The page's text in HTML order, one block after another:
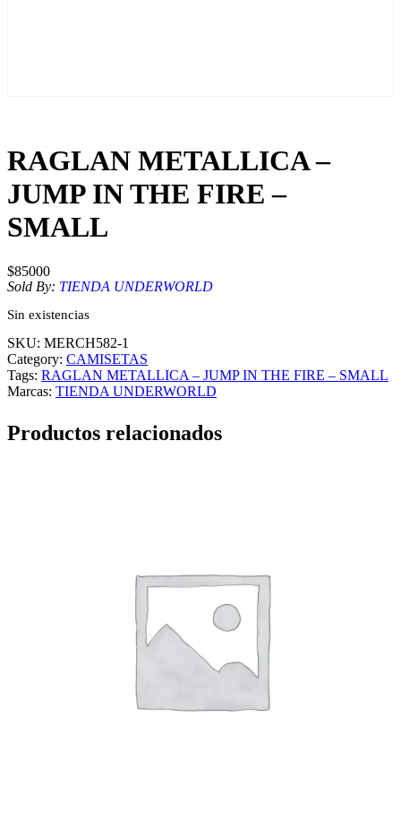
RAGLAN METALLICA –
JUMP IN THE FIRE –
SMALL
$85000
Sold By: TIENDA UNDERWORLD
Sin existencias
SKU: MERCH582-1
Category: CAMISETAS
Tags: RAGLAN METALLICA – JUMP IN THE FIRE – SMALL
Marcas: TIENDA UNDERWORLD
Productos relacionados